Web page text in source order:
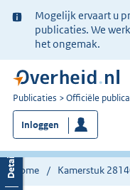
Ter
informatie:
Mogelijk ervaart u
publicaties. We
het ongemak.
U
bent
nu
hier:
Publicaties Officiële
Inloggen
Home Kamerstuk